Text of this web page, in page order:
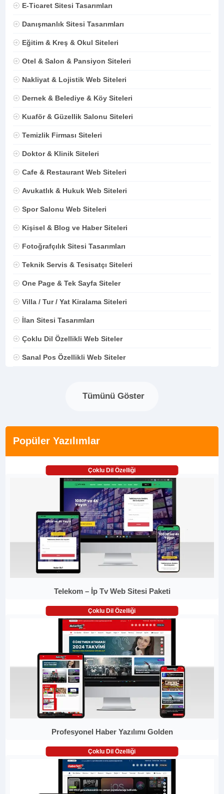
E-Ticaret Sitesi Tasarımları
Danışmanlık Sitesi Tasarımları
Eğitim & Kreş & Okul Siteleri
Otel & Salon & Pansiyon Siteleri
Nakliyat & Lojistik Web Siteleri
Dernek & Belediye & Köy Siteleri
Kuaför & Güzellik Salonu Siteleri
Temizlik Firması Siteleri
Doktor & Klinik Siteleri
Cafe & Restaurant Web Siteleri
Avukatlık & Hukuk Web Siteleri
Spor Salonu Web Siteleri
Kişisel & Blog ve Haber Siteleri
Fotoğrafçılık Sitesi Tasarımları
Teknik Servis & Tesisatçı Siteleri
One Page & Tek Sayfa Siteler
Villa / Tur / Yat Kiralama Siteleri
İlan Sitesi Tasarımları
Çoklu Dil Özellikli Web Siteler
Sanal Pos Özellikli Web Siteler
Tümünü Göster
Popüler Yazılımlar
Çoklu Dil Özelliği
Telekom – İp Tv Web Sitesi Paketi
Çoklu Dil Özelliği
Profesyonel Haber Yazılımı Golden
Çoklu Dil Özelliği